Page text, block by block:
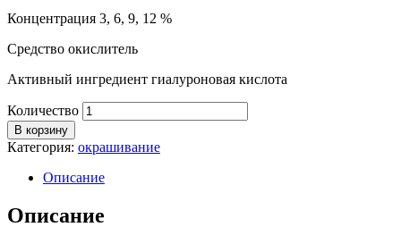
Концентрация 3, 6, 9, 12 %
Средство окислитель
Активный ингредиент гиалуроновая кислота
Количество
В корзину
Категория: окрашивание
Описание
Описание